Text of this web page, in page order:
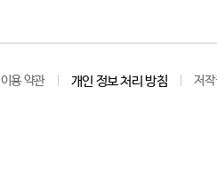
이용 약관 개인 정보 처리 방침 저